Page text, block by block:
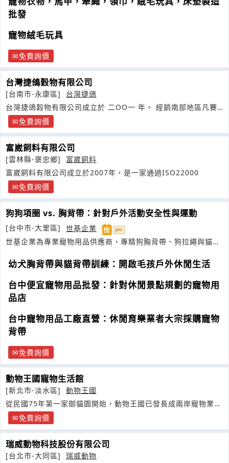
批發
寵物絨毛玩具
免費詢價
台灣捷鴿穀物有限公司
[台南市-永康區]
台灣捷鴿
台灣捷鴿穀物有限公司成立於 二OO一 年。 經銷南部地區凡賽
爾 免費詢價
富崴飼料有限公司
[雲林縣-褒忠鄉]
富崴飼料
富崴飼料有限公司成立於2007年，是一家通過ISO22000
免費詢價
狗狗項圈 vs. 胸背帶：針對戶外活動安全性與運動
[台中市-大里區]
世基企業
世基企業為專業寵物用品供應商，專精狗胸背帶、狗拉繩與貓頸
幼犬胸背帶與貓背帶訓練：開啟毛孩戶外休閒生活
台中便宜寵物用品批發：針對休閒景點規劃的寵物用
品店
台中寵物用品工廠直營：休閒育樂業者大宗採購寵物
背帶
免費詢價
動物王國寵物生活館
[新北市-淡水區]
動物王國
從民國75年第一家御貓園開始，動物王國已發長成兩岸寵物業。
跨足通路
免費詢價
瑞威動物科技股份有限公司
[台北市-大同區]
瑞威動物